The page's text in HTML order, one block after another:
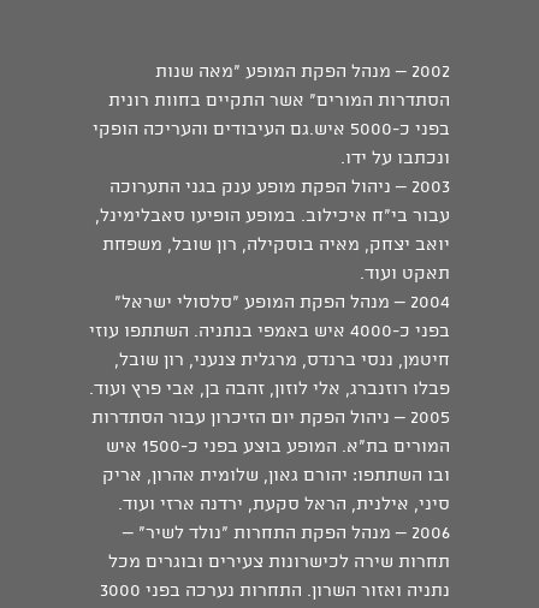
2002 – מנהל הפקת המופע "מאה שנות
הסתדרות המורים" אשר התקיים בחוות רונית
בפני כ-5000 איש.גם העיבודים והעריכה הופקי
ונכתבו על ידו.
2003 – ניהול הפקת מופע ענק בגני התערוכה
עבור בי"ח איכילוב. במופע הופיעו סאבלימינל,
יואב יצחק, מאיה בוסקילה, רון שובל, משפחת
תאקט ועוד.
2004 – מנהל הפקת המופע "סלסולי ישראל"
בפני כ-4000 איש באמפי בנתניה. השתתפו עוזי
חיטמן, ננסי ברנדס, מרגלית צנעני, רון שובל,
פבלו רוזנברג, אלי לוזון, זהבה בן, אבי פרץ ועוד.
2005 – ניהול הפקת יום הזיכרון עבור הסתדרות
המורים בת"א. המופע בוצע בפני כ-1500 איש
ובו השתתפו: יהורם גאון, שלומית אהרון, אריק
סיני, אילנית, הראל סקעת, ירדנה ארזי ועוד.
2006 – מנהל הפקת התחרות "נולד לשיר" –
תחרות שירה לכישרונות צעירים ובוגרים מכל
נתניה ואזור השרון. התחרות נערכה בפני 3000